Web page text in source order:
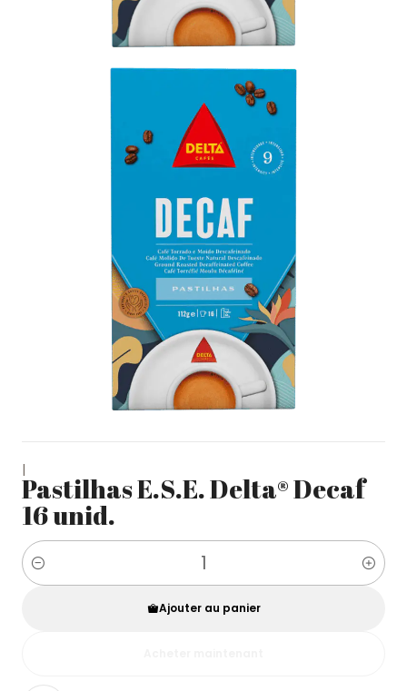
|
Pastilhas E.S.E. Delta® Decaf
16 unid.
Quantité
Ajouter au panier